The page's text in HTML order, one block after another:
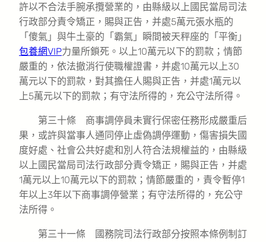
許以不合法手腕承攬營業的，由縣級以上國民當局司法
行政部分責令矯正，賜與正告，并處5萬元張水瓶的
「傻氣」與牛土豪的「霸氣」瞬間被天秤座的「平衡」
包養網VIP力量所鎖死。以上10萬元以下的罰款；情節
嚴重的，依法撤消行使職權證書，并處10萬元以上30
萬元以下的罰款，對其擔任人賜與正告，并處1萬元以
上5萬元以下的罰款；有守法所得的，充公守法所得。
第三十條 商事調停員未實行保密任務形成嚴重后
果，或許與當事人通同停止虛偽調停運動，傷害損失國
度好處、社會公共好處和別人符合法規權益的，由縣級
以上國民當局司法行政部分責令矯正，賜與正告，并處
1萬元以上10萬元以下的罰款；情節嚴重的，責令暫停1
年以上3年以下商事調停營業；有守法所得的，充公守
法所得。
第三十一條 國務院司法行政部分按照本條例制訂